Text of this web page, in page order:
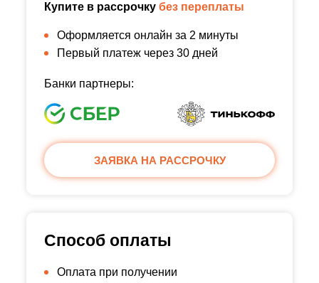
Купите в рассрочку без переплаты
Оформляется онлайн за 2 минуты
Первый платеж через 30 дней
Банки партнеры:
ЗАЯВКА НА РАССРОЧКУ
Способ оплаты
Оплата при получении